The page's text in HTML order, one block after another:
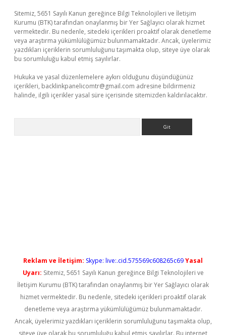
Sitemiz, 5651 Sayılı Kanun gereğince Bilgi Teknolojileri ve İletişim
Kurumu (BTK) tarafından onaylanmış bir Yer Sağlayıcı olarak hizmet
vermektedir. Bu nedenle, sitedeki içerikleri proaktif olarak denetleme
veya araştırma yükümlülüğümüz bulunmamaktadır. Ancak, üyelerimiz
yazdıkları içeriklerin sorumluluğunu taşımakta olup, siteye üye olarak
bu sorumluluğu kabul etmiş sayılırlar.
Hukuka ve yasal düzenlemelere aykırı olduğunu düşündüğünüz
içerikleri, backlinkpanelicomtr@gmail.com adresine bildirmeniz
halinde, ilgili içerikler yasal süre içerisinde sitemizden kaldırılacaktır.
Reklam ve İletişim: Skype: live:.cid.575569c608265c69Yasal
Uyarı: Sitemiz, 5651 Sayılı Kanun gereğince Bilgi Teknolojileri ve
İletişim Kurumu (BTK) tarafından onaylanmış bir Yer Sağlayıcı olarak
hizmet vermektedir. Bu nedenle, sitedeki içerikleri proaktif olarak
denetleme veya araştırma yükümlülüğümüz bulunmamaktadır.
Ancak, üyelerimiz yazdıkları içeriklerin sorumluluğunu taşımakta olup,
siteye üye olarak bu sorumluluğu kabul etmiş sayılırlar. Bu internet